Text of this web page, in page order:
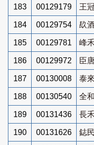
183 00129179 王
184 00129754 镹
185 00129781 峰
186 00129972 臣
187 00130008 泰
188 00130540 全
189 00131436 長
190 00131626 鋕